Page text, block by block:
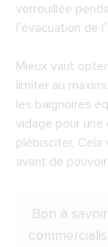
verrouillée
l’évacuation de
Mieux vaut
limiter au
les baignoires
vidage pour une
plébisciter.
avant de
Bon à